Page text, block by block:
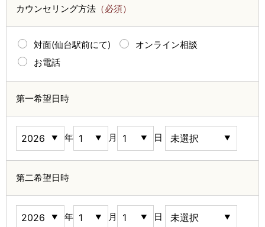
カウンセリング方法 （必須）
対面(仙台駅前にて)
オンライン相談
お電話
第一希望日時
年 月 日
第二希望日時
年 月 日